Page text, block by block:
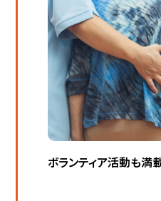
ボランティア活動も満